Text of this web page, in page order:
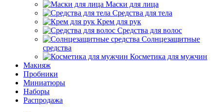
Маски для лица
Средства для тела
Крем для рук
Средства для волос
Солнцезащитные
средства
Косметика для мужчин
Макияж
Пробники
Миниатюры
Наборы
Распродажа